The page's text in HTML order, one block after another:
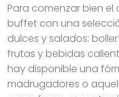
Para comenzar bien
buffet con una
dulces y salados:
frutas y bebidas
hay disponible una
madrugadores o